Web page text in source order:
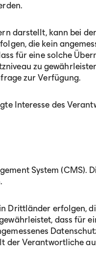
darstellt, kann bei
die kein
für eine solche
zu
zur Verfügung.
Interesse des
System (CMS).
Drittländer erfolgen,
dass für
der Verantwortliche